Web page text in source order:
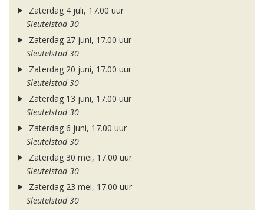
Zaterdag 4 juli, 17.00 uur
Sleutelstad 30
Zaterdag 27 juni, 17.00 uur
Sleutelstad 30
Zaterdag 20 juni, 17.00 uur
Sleutelstad 30
Zaterdag 13 juni, 17.00 uur
Sleutelstad 30
Zaterdag 6 juni, 17.00 uur
Sleutelstad 30
Zaterdag 30 mei, 17.00 uur
Sleutelstad 30
Zaterdag 23 mei, 17.00 uur
Sleutelstad 30